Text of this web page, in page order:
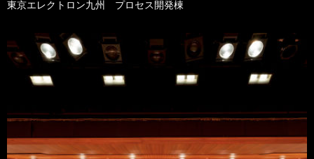
東京エレクトロン九州 プロセス開発棟